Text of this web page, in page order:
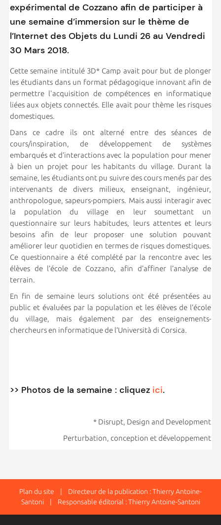
expérimental de Cozzano afin de participer à
une semaine d’immersion sur le thème de
l’Internet des Objets du Lundi 26 au Vendredi
30 Mars 2018.
Cette semaine intitulé 3D* Camp avait pour but de plonger
les étudiants dans un format pédagogique innovant afin de
permettre l'acquisition de compétences en informatique
liées aux objets connectés. Elle avait pour thème les risques
domestiques.
Dans ce cadre ils ont alterné entre des séances de
cours/inspiration, de développement de systèmes
embarqués et d’interactions avec la population pour mener
à bien un projet pour les habitants du village. Durant la
semaine, les étudiants ont pu suivre des cours menés par des
intervenants de divers milieux, enseignant, ingénieur,
anthropologue, sapeurs-pompiers. Mais aussi interagir avec
la population du village en leur soumettant un
questionnaire sur leurs habitudes, leurs attentes et leurs
besoins afin de leur proposer une solution pouvant
améliorer leur quotidien en termes de risques domestiques.
Ce questionnaire a été complété par la rencontre avec les
élèves de l’école de Cozzano, afin d’affiner l’analyse de
terrain.
En fin de semaine leurs solutions ont été présentées au
public et évaluées par la population et les élèves de l’école
du village, mais également par des enseignements-
chercheurs en informatique de l’Università di Corsica.
>> Photos de la semaine : cliquez ici.
* Disrupt, Design and Development
Perturbation, conception et développement
Plan du site | Directeur de la publication : Thierry Antoine-
Santoni | Responsable éditorial : Thierry Antoine-Santoni